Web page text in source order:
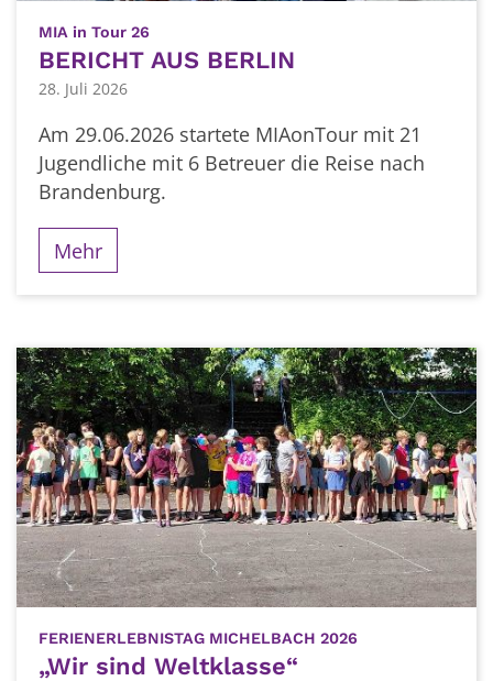
MIA in Tour 26
BERICHT AUS BERLIN
28. Juli 2026
Am 29.06.2026 startete MIAonTour mit 21
Jugendliche mit 6 Betreuer die Reise nach
Brandenburg.
Mehr
FERIENERLEBNISTAG MICHELBACH 2026
„Wir sind Weltklasse“